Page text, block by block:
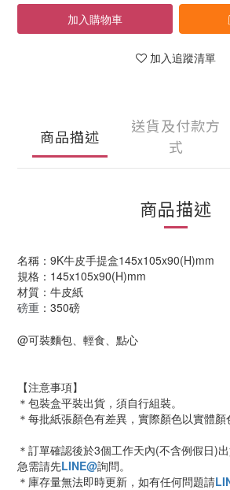
加入購物車
加入追蹤清單
商品描述
送貨及付款方
式
商品描述
名稱：9K牛皮手提盒145x105x90(H)mm
規格：145x105x90(H)mm
材質：牛皮紙
磅重 ：350磅
@可裝麵包、輕食、點心
【注意事項】
＊包裝盒平裝出貨，須自行組裝。
＊每批紙張顏色有差異，實際顏色以實體顏
＊訂單確認後於3個工作天內(不含例假日)
急需請先LINE@詢問。
＊庫存量無法即時更新，如有任何問題請